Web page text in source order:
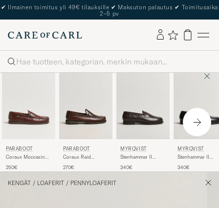
✔ Ilmainen toimitus yli 49€ tilauksille ✔ Maksuton palautus ✔ Toimitusaika
2–5 pv
Haku
PARABOOT
Coraux Moccasin
250€
PARABOOT
Coraux Raid
270€
MYRQVIST
Stenhammar II
Calf
340€
MYRQVIST
Stenhammar II
340€
KENGÄT / LOAFERIT / PENNYLOAFERIT